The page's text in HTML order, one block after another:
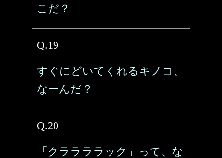
こだ？
Q.19
すぐにどいてくれるキノコ、
なーんだ？
Q.20
「クララララック」って、な